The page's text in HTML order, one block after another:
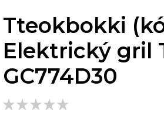
Tteokbokki
Elektrický gril
GC774D30